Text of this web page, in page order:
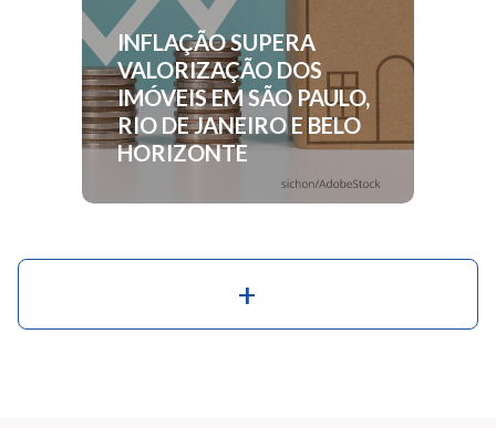
INFLAÇÃO SUPERA
VALORIZAÇÃO DOS
IMÓVEIS EM SÃO PAULO,
RIO DE JANEIRO E BELO
HORIZONTE
+